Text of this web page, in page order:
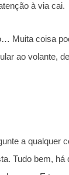
à via cai.
Muita coisa
ao volante,
a qualquer
Tudo bem,